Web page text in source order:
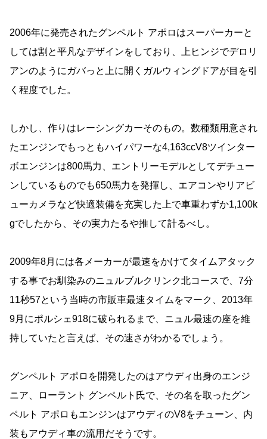
2006年に発売されたグンペルト アポロはスーパーカーと
しては割と平凡なデザインをしており、上ヒンジでデロリ
アンのようにガバっと上に開くガルウィングドアが目を引
く程度でした。
しかし、作りはレーシングカーそのもの。数種類用意され
たエンジンでもっともハイパワーな4,163ccV8ツインター
ボエンジンは800馬力、エントリーモデルとしてデチュー
ンしているものでも650馬力を発揮し、エアコンやリアビ
ューカメラなど快適装備を充実した上で車重わずか1,100k
gでしたから、その実力たるや推して計るべし。
2009年8月には各メーカーが最速をかけてタイムアタック
する事でお馴染みのニュルブルクリンク北コースで、7分
11秒57という当時の市販車最速タイムをマーク、2013年
9月にポルシェ918に破られるまで、ニュル最速の座を維
持していたと言えば、その速さがわかるでしょう。
グンペルト アポロを開発したのはアウディ出身のエンジ
ニア、ローラント グンペルト氏で、その名を取ったグン
ペルト アポロもエンジンはアウディのV8をチューン、内
装もアウディ車の流用だそうです。